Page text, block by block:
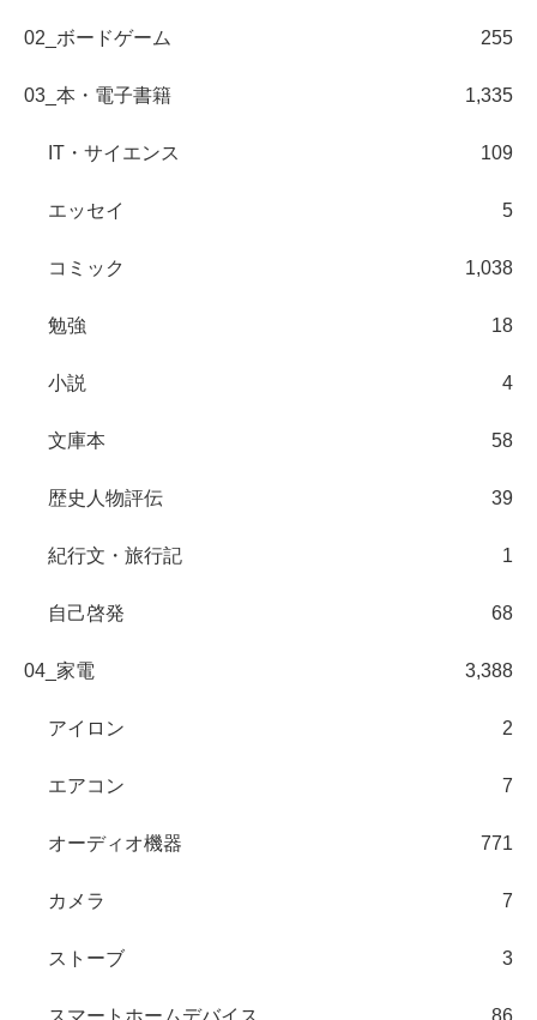
02_ボードゲーム 255
03_本・電子書籍 1,335
IT・サイエンス 109
エッセイ 5
コミック 1,038
勉強 18
小説 4
文庫本 58
歴史人物評伝 39
紀行文・旅行記 1
自己啓発 68
04_家電 3,388
アイロン 2
エアコン 7
オーディオ機器 771
カメラ 7
ストーブ 3
スマートホームデバイス 86